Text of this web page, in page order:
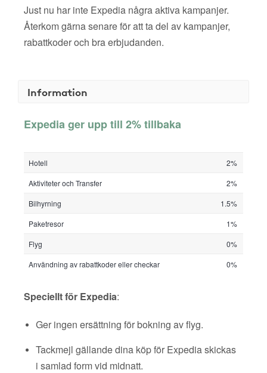
Just nu har inte Expedia några aktiva kampanjer.
Återkom gärna senare för att ta del av kampanjer,
rabattkoder och bra erbjudanden.
Information
Expedia ger upp till 2% tillbaka
Hotell
2%
Aktiviteter och Transfer
2%
Bilhyrning
1.5%
Paketresor
1%
Flyg
0%
Användning av rabattkoder eller checkar
0%
Speciellt för Expedia:
Ger ingen ersättning för bokning av flyg.
Tackmejl gällande dina köp för Expedia skickas
i samlad form vid midnatt.